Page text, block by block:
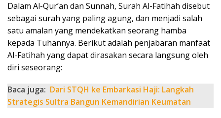
Dalam Al-Qur’an dan Sunnah, Surah Al-Fatihah disebut
sebagai surah yang paling agung, dan menjadi salah
satu amalan yang mendekatkan seorang hamba
kepada Tuhannya. Berikut adalah penjabaran manfaat
Al-Fatihah yang dapat dirasakan secara langsung oleh
diri seseorang:
Baca juga: Dari STQH ke Embarkasi Haji: Langkah
Strategis Sultra Bangun Kemandirian Keumatan